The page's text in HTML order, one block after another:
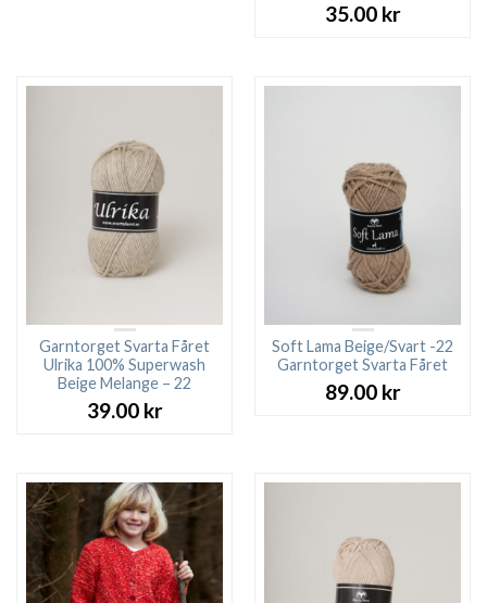
35.00 kr
Garntorget Svarta Fåret
Ulrika 100% Superwash
Beige Melange – 22
39.00 kr
Soft Lama Beige/Svart -22
Garntorget Svarta Fåret
89.00 kr